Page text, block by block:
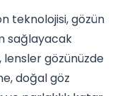
teknolojisi, gözün
sağlayacak
lensler gözünüzde
doğal göz